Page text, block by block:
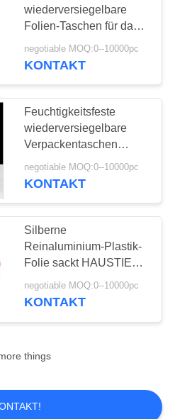
10
20
wiederversiegelbare
Folien-Taschen für das
Toner-Industrie-
Gebrauchs-Verpacken
negotiable MOQ:0--10000pc
KONTAKT
Feuchtigkeitsfeste
wiederversiegelbare
Verpackentaschen
machen Verschluss
Doypack 200g für
Reißverschluss zu
negotiable MOQ:0--10000pc
KONTAKT
Silberne
Reinaluminium-Plastik-
Folie sackt HAUSTIER
50X/PET mit
wiederverschließbarem
negotiable MOQ:0--10000pc
KONTAKT
things